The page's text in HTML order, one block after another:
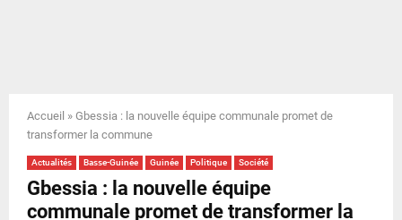
N
U
Accueil » Gbessia : la nouvelle équipe communale promet de
transformer la commune
Actualités Basse-Guinée Guinée Politique Société
Gbessia : la nouvelle équipe
communale promet de transformer la